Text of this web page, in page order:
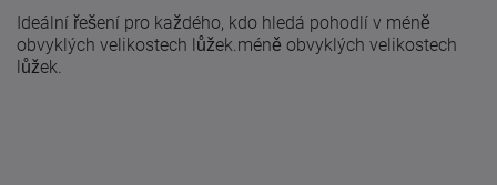
Ideální řešení pro každého, kdo hledá pohodlí v méně
obvyklých velikostech lůžek.méně obvyklých velikostech
lůžek.